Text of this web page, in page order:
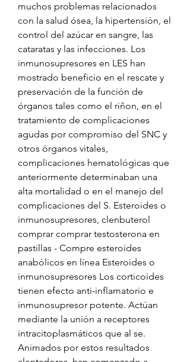
muchos problemas relacionados
con la salud ósea, la hipertensión, el
control del azúcar en sangre, las
cataratas y las infecciones. Los
inmunosupresores en LES han
mostrado beneficio en el rescate y
preservación de la función de
órganos tales como el riñon, en el
tratamiento de complicaciones
agudas por compromiso del SNC y
otros órganos vitales,
complicaciones hematológicas que
anteriormente determinaban una
alta mortalidad o en el manejo del
complicaciones del S. Esteroides o
inmunosupresores, clenbuterol
comprar comprar testosterona en
pastillas - Compre esteroides
anabólicos en línea Esteroides o
inmunosupresores Los corticoides
tienen efecto anti-inflamatorio e
inmunosupresor potente. Actúan
mediante la unión a receptores
intracitoplasmáticos que al se.
Animados por estos resultados